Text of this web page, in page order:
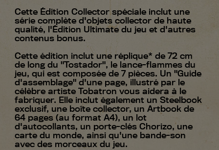
Cette Édition Collector spéciale inclut une
série complète d'objets collector de haute
qualité, l'Édition Ultimate du jeu et d'autres
contenus bonus.
Cette édition inclut une réplique* de 72 cm
de long du "Tostador", le lance-flammes du
jeu, qui est composée de 7 pièces. Un "Guide
d'assemblage" d'une page, illustré par le
célèbre artiste Tobatron vous aidera à le
fabriquer. Elle inclut également un Steelbook
exclusif, une boîte collector, un Artbook de
64 pages (au format A4), un lot
d'autocollants, un porte-clés Chorizo, une
carte du monde, ainsi qu'une bande-son
avec des morceaux du jeu.